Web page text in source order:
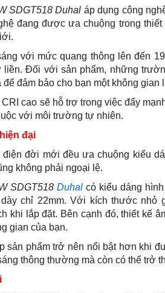
SDGT518 Duhal áp dụng công
đang được ưa chuộng trong
với mức quang thông lên đến
liền. Đối với sản phẩm, những
đảm bảo cho bạn một không gian
cao sẽ hỗ trợ trong việc đẩy
với môi trường tự nhiên.
đại
điện đời mới đều ưa chuộng kiểu
không phải ngoại lệ.
SDGT518Duhal có kiểu dáng
chỉ 22mm. Với kích thước nhỏ
khi lắp đặt. Bên cạnh đó, thiết kế
gian của bạn.
sản phẩm trở nên nổi bật hơn khi
thông thường mà còn có thể trở